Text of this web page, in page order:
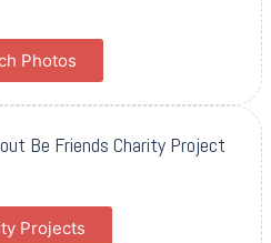
Photos
Be Friends Charity Project
Projects